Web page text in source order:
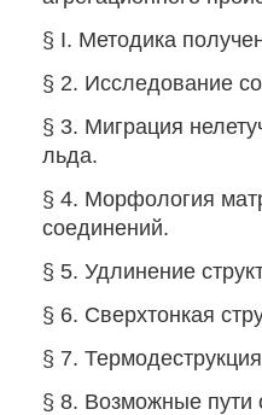
§ I. Методика
§ 2. Исследование
§ 3. Миграция
льда.
§ 4. Морфология
соединений.
§ 5. Удлинение
§ 6. Сверхтонкая
§ 7.
§ 8. Возможные пути